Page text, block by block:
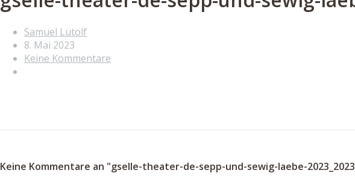
Samuel Lütolf
8. Mai 2023
Keine Kommentare
Keine Kommentare an "gselle-theater-de-sepp-und-sewig-laebe-